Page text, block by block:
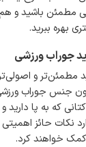
مطمئن باشید و
بهره ببرید.
جوراب ورزشی
مطمئن‌تر و
جنس جوراب
که به پا
نکات حائز
خواهند کرد.